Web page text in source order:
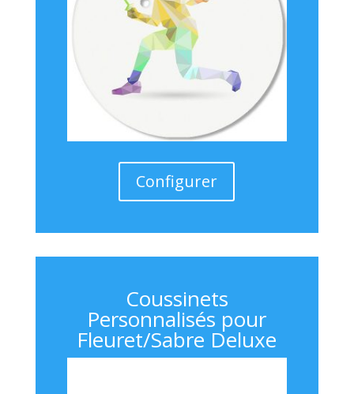
Configurer
Coussinets
Personnalisés pour
Fleuret/Sabre Deluxe